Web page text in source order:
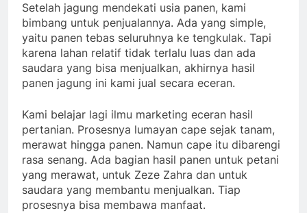
Setelah jagung mendekati usia panen, kami
bimbang untuk penjualannya. Ada yang simple,
yaitu panen tebas seluruhnya ke tengkulak. Tapi
karena lahan relatif tidak terlalu luas dan ada
saudara yang bisa menjualkan, akhirnya hasil
panen jagung ini kami jual secara eceran.
Kami belajar lagi ilmu marketing eceran hasil
pertanian. Prosesnya lumayan cape sejak tanam,
merawat hingga panen. Namun cape itu dibarengi
rasa senang. Ada bagian hasil panen untuk petani
yang merawat, untuk Zeze Zahra dan untuk
saudara yang membantu menjualkan. Tiap
prosesnya bisa membawa manfaat.